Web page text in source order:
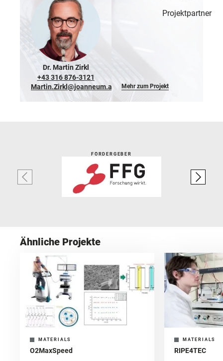
Dr. Martin Zirkl
+43 316 876-3121
Martin.Zirkl@joanneum.at
Projektpartner
Mehr zum Projekt
FÖRDERGEBER
Ähnliche Projekte
MATERIALS
O2MaxSpeed
MATERIALS
RIPE4TEC